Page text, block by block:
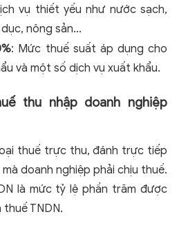
vụ thiết yếu như nước sạch,
nông sản...
: Mức thuế suất áp dụng cho
và một số dịch vụ xuất khẩu.
thu nhập doanh nghiệp
thuế trực thu, đánh trực tiếp
doanh nghiệp phải chịu thuế.
là mức tỷ lệ phần trăm được
TNDN.